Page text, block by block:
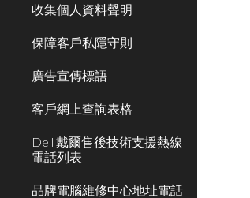
收集個人資料聲明
保障客戶私隱守則
廣告宣傳標語
客戶網上查詢表格
Dell 戴爾售後技術支援熱線
電話列表
品牌電腦維修中心地址電話